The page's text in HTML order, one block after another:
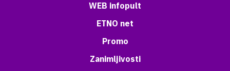
WEB infopult
ETNO net
Promo
Zanimljivosti